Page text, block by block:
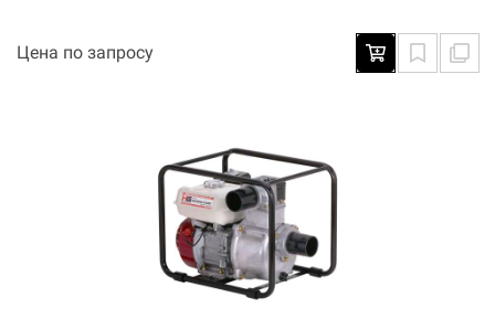
Цена по запросу